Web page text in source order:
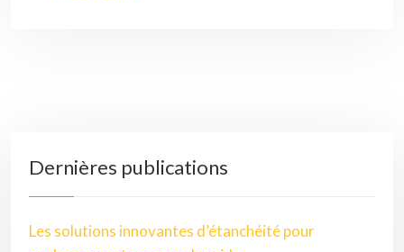
Dernières publications
Les solutions innovantes d’étanchéité pour